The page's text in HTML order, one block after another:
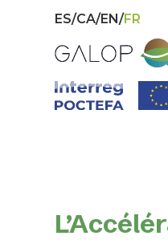
ES CA EN FR